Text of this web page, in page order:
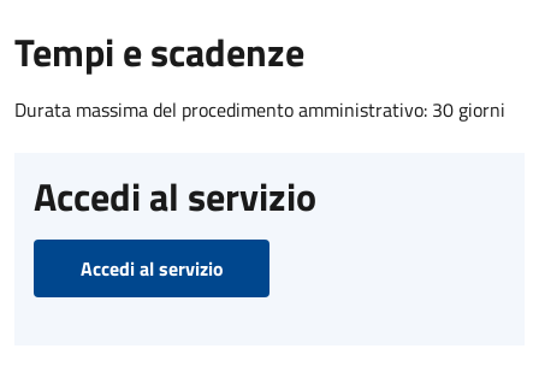
Tempi e scadenze
Durata massima del procedimento amministrativo: 30 giorni
Accedi al servizio
Accedi al servizio